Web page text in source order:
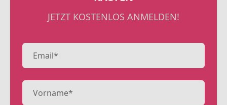
JETZT KOSTENLOS ANMELDEN!